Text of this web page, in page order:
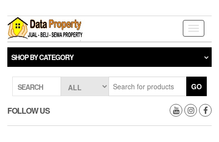
the
content
Toggle
SHOP BY CATEGORY
SEARCH GO
FOLLOW US